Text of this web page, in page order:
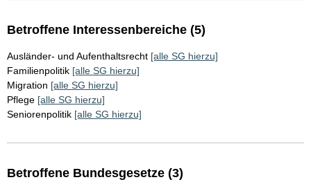
Betroffene Interessenbereiche (5)
Ausländer- und Aufenthaltsrecht [alle SG hierzu]
Familienpolitik [alle SG hierzu]
Migration [alle SG hierzu]
Pflege [alle SG hierzu]
Seniorenpolitik [alle SG hierzu]
Betroffene Bundesgesetze (3)